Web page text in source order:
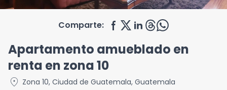
Comparte:
Apartamento amueblado en
renta en zona 10
location_on Zona 10, Ciudad de Guatemala, Guatemala